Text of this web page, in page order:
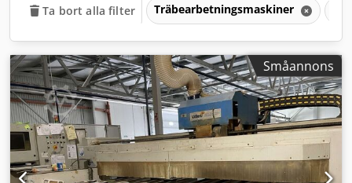
Ta bort alla filter Träbearbetningsmaskiner
Småannons